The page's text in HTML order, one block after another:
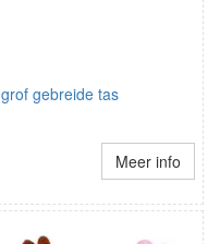
grof gebreide tas
Meer info